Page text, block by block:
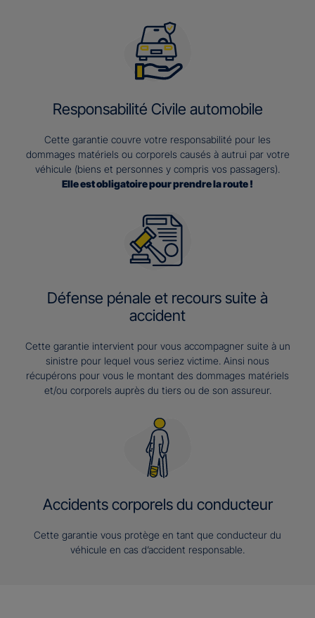
Responsabilité Civile automobile
Cette garantie couvre votre responsabilité pour les
dommages matériels ou corporels causés à autrui par votre
véhicule (biens et personnes y compris vos passagers).
Elle est obligatoire pour prendre la route !
Défense pénale et recours suite à
accident
Cette garantie intervient pour vous accompagner suite à un
sinistre pour lequel vous seriez victime. Ainsi nous
récupérons pour vous le montant des dommages matériels
et/ou corporels auprès du tiers ou de son assureur.
Accidents corporels du conducteur
Cette garantie vous protège en tant que conducteur du
véhicule en cas d’accident responsable.